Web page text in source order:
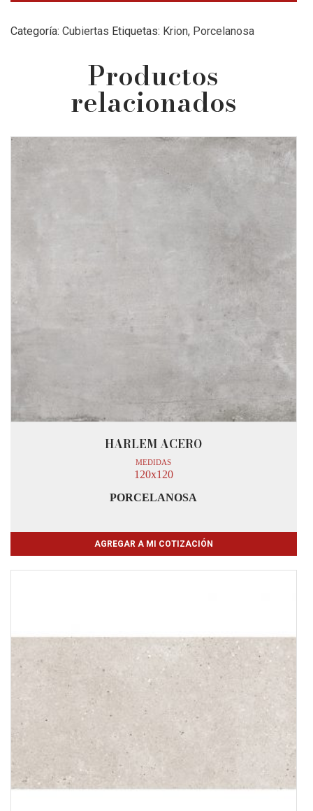
Categoría: Cubiertas Etiquetas: Krion, Porcelanosa
Productos
relacionados
HARLEM ACERO
MEDIDAS
120x120
PORCELANOSA
AGREGAR A MI COTIZACIÓN